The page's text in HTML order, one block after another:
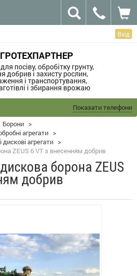
Вхід
посіву, обробітку грунту,
добрив і захисту рослин,
і транспортування,
і збирання врожаю
Показати телефони
Борони >
агрегати >
дискові агрегати >
ZEUS 6 VT з внесенням добрив
борона ZEUS
добрив